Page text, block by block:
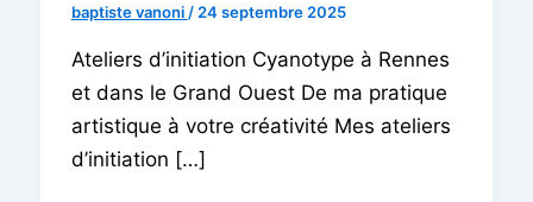
baptiste vanoni / 24 septembre 2025
Ateliers d’initiation Cyanotype à Rennes
et dans le Grand Ouest De ma pratique
artistique à votre créativité Mes ateliers
d’initiation […]